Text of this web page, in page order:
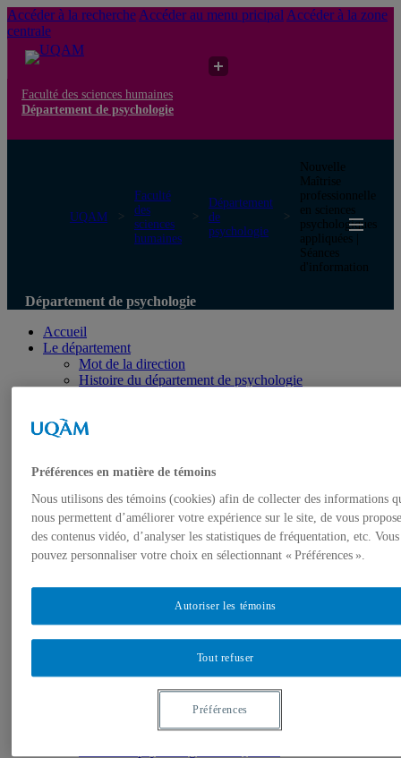
Accéder à la recherche Accéder au menu pricipal Accéder à la zone
centrale
Faculté des sciences humaines
Département de psychologie
UQAM
Faculté
des
sciences
humaines
Département
de
psychologie
Nouvelle
Maîtrise
professionnelle
en sciences
psychologiques
appliquées |
Séances
d'information
Département de psychologie
Accueil
Le département
Mot de la direction
Histoire du département de psychologie
Programmes
Microprogrammes
DESS et programme court
Maîtrise professionnelle (M.Sc.A.)
DESA
Doctorat
Corps professoral
Professeur.e.s régulie.è.r.e.s
Professeur.e.s associé.e.s
Professeur.e.s émérite.s
Chargé.e.s de cours
Groupes et unités institutionnels de recherche
Préférences en matière de témoins
Nous utilisons des témoins (cookies) afin de collecter des informations
nous permettent d’améliorer votre expérience sur le site, de vous
des contenus vidéo, d’analyser les statistiques de fréquentation, etc. Vous
pouvez personnaliser votre choix en sélectionnant « Préférences ».
Tout refuser
Autoriser les témoins
Préférences